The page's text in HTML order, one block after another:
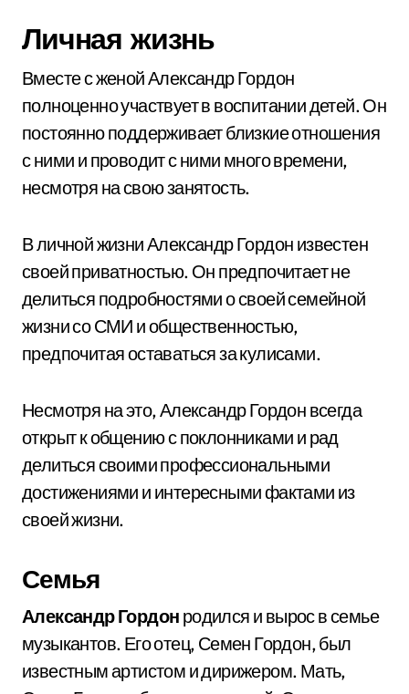
Личная жизнь
Вместе с женой Александр Гордон
полноценно участвует в воспитании детей. Он
постоянно поддерживает близкие отношения
с ними и проводит с ними много времени,
несмотря на свою занятость.
В личной жизни Александр Гордон известен
своей приватностью. Он предпочитает не
делиться подробностями о своей семейной
жизни со СМИ и общественностью,
предпочитая оставаться за кулисами.
Несмотря на это, Александр Гордон всегда
открыт к общению с поклонниками и рад
делиться своими профессиональными
достижениями и интересными фактами из
своей жизни.
Семья
Александр Гордон родился и вырос в семье
музыкантов. Его отец, Семен Гордон, был
известным артистом и дирижером. Мать,